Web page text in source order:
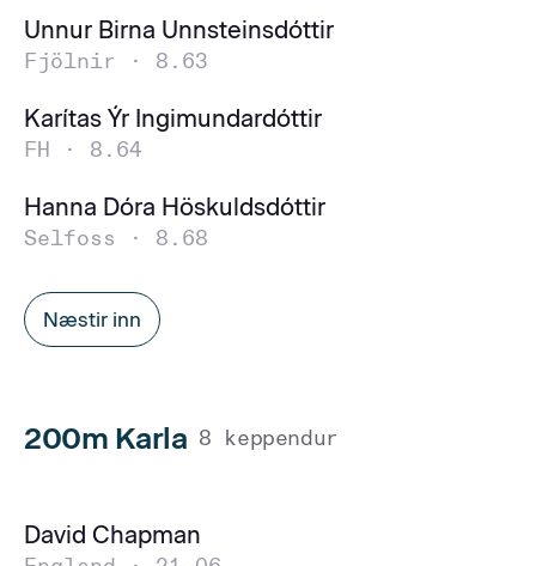
Unnur Birna Unnsteinsdóttir
Fjölnir · 8.63
Karítas Ýr Ingimundardóttir
FH · 8.64
Hanna Dóra Höskuldsdóttir
Selfoss · 8.68
Næstir inn
200m Karla 8 keppendur
David Chapman